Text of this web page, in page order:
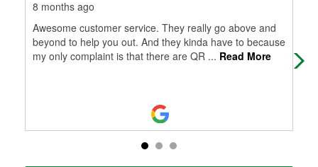
8 months ago
Awesome customer service. They really go above and
beyond to help you out. And they kinda have to because
my only complaint is that there are QR ... Read More
out